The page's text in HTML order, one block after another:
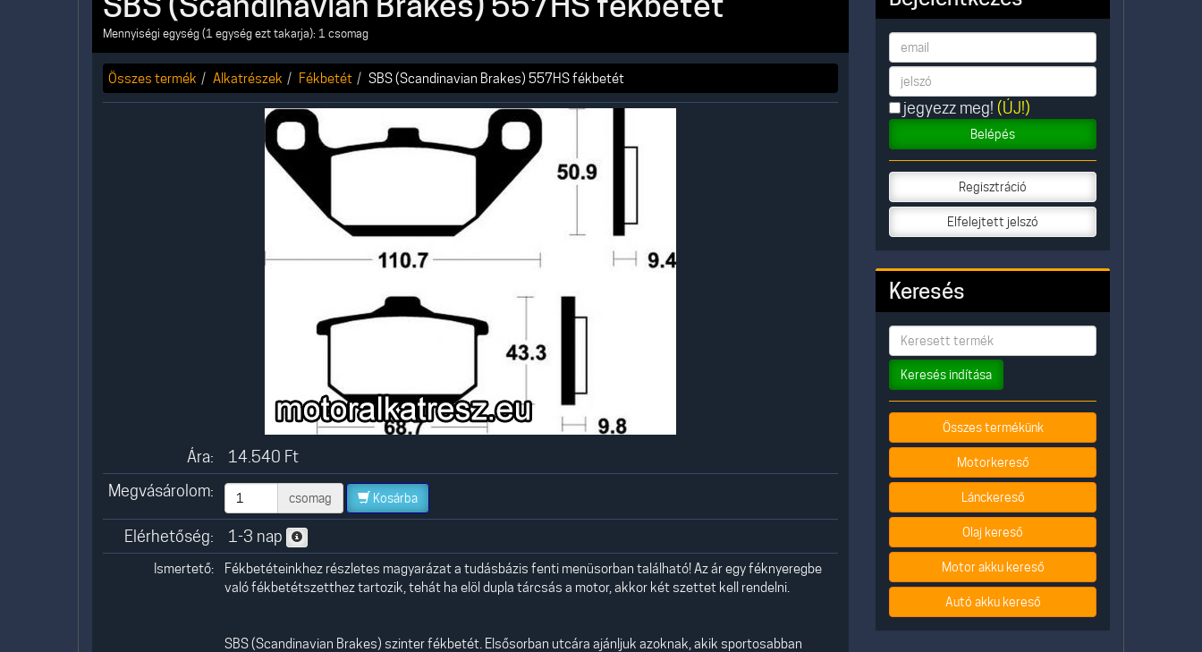
Mennyiségi egység (1 egység ezt takarja): 1 csomag
Összes termék Alkatrészek Fékbetét SBS (Scandinavian Brakes) 557HS fékbetét
Ára: 14.540 Ft
Megvásárolom:
csomag Kosárba
Elérhetőség: 1-3 nap
Ismertető:
Fékbetéteinkhez részletes magyarázat a tudásbázis fenti menüsorban található! Az ár egy féknyeregbe
való fékbetétszetthez tartozik, tehát ha elöl dupla tárcsás a motor, akkor két szettet kell rendelni.
SBS (Scandinavian Brakes) szinter fékbetét. Elsősorban utcára ajánljuk azoknak, akik sportosabban
jegyezz meg! (ÚJ!)
Belépés
Regisztráció
Elfelejtett jelszó
Keresés
Keresés indítása
Összes termékünk
Motorkereső
Lánckereső
Olaj kereső
Motor akku kereső
Autó akku kereső